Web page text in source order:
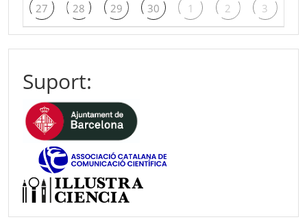
27 28 29 30 1 2 3
Suport: